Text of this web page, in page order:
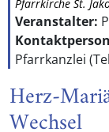
Pfarrkirche St.
Veranstalter:
Pfarrkanzlei
Herz-
Wechsel